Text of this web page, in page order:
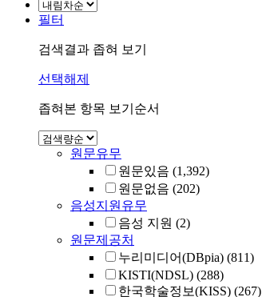
필터
검색결과 좁혀 보기
선택해제
좁혀본 항목 보기순서
원문유무
원문있음 (1,392)
원문없음 (202)
음성지원유무
음성 지원 (2)
원문제공처
누리미디어(DBpia) (811)
KISTI(NDSL) (288)
한국학술정보(KISS) (267)